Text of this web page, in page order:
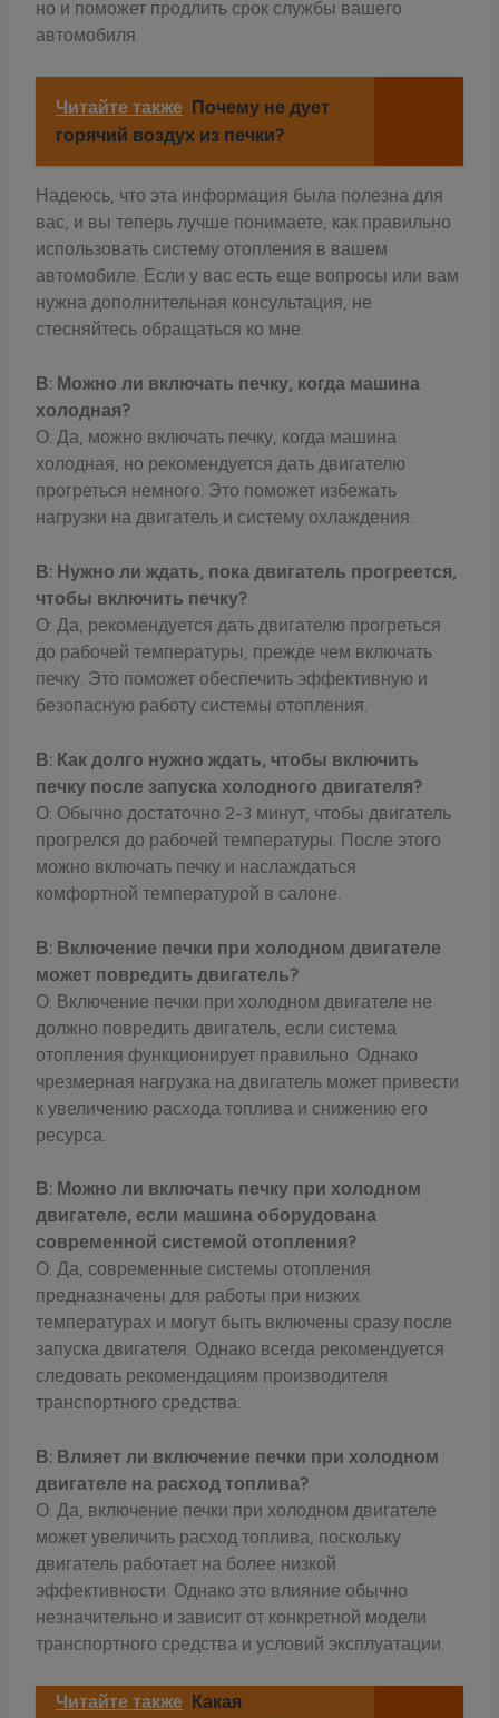
но и поможет продлить срок службы вашего
автомобиля.
Читайте также Почему не дует
горячий воздух из печки?
Надеюсь, что эта информация была полезна для
вас, и вы теперь лучше понимаете, как правильно
использовать систему отопления в вашем
автомобиле. Если у вас есть еще вопросы или вам
нужна дополнительная консультация, не
стесняйтесь обращаться ко мне.
В: Можно ли включать печку, когда машина
холодная?
О: Да, можно включать печку, когда машина
холодная, но рекомендуется дать двигателю
прогреться немного. Это поможет избежать
нагрузки на двигатель и систему охлаждения.
В: Нужно ли ждать, пока двигатель прогреется,
чтобы включить печку?
О: Да, рекомендуется дать двигателю прогреться
до рабочей температуры, прежде чем включать
печку. Это поможет обеспечить эффективную и
безопасную работу системы отопления.
В: Как долго нужно ждать, чтобы включить
печку после запуска холодного двигателя?
О: Обычно достаточно 2-3 минут, чтобы двигатель
прогрелся до рабочей температуры. После этого
можно включать печку и наслаждаться
комфортной температурой в салоне.
В: Включение печки при холодном двигателе
может повредить двигатель?
О: Включение печки при холодном двигателе не
должно повредить двигатель, если система
отопления функционирует правильно. Однако
чрезмерная нагрузка на двигатель может привести
к увеличению расхода топлива и снижению его
ресурса.
В: Можно ли включать печку при холодном
двигателе, если машина оборудована
современной системой отопления?
О: Да, современные системы отопления
предназначены для работы при низких
температурах и могут быть включены сразу после
запуска двигателя. Однако всегда рекомендуется
следовать рекомендациям производителя
транспортного средства.
В: Влияет ли включение печки при холодном
двигателе на расход топлива?
О: Да, включение печки при холодном двигателе
может увеличить расход топлива, поскольку
двигатель работает на более низкой
эффективности. Однако это влияние обычно
незначительно и зависит от конкретной модели
транспортного средства и условий эксплуатации.
Читайте также Какая